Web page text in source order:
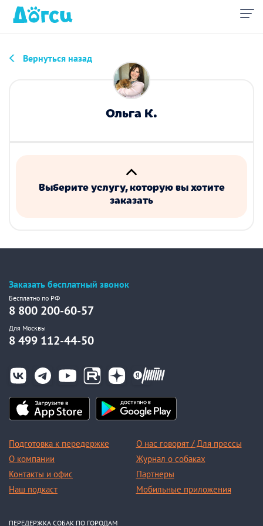
Вернуться назад
Ольга К.
Выберите услугу, которую вы хотите
заказать
Заказать бесплатный звонок
Бесплатно по РФ
8 800 200-60-57
Для Москвы
8 499 112-44-50
Подготовка к передержке
О компании
Контакты и офис
Наш подкаст
О нас говорят / Для прессы
Журнал о собаках
Партнеры
Мобильные приложения
ПЕРЕДЕРЖКА СОБАК ПО ГОРОДАМ